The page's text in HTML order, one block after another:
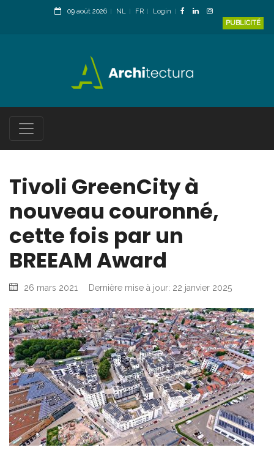
09 août 2026 NL FR
Login
PUBLICITÉ
Tivoli GreenCity à
nouveau couronné,
cette fois par un
BREEAM Award
26 mars 2021 Dernière mise à jour: 22 janvier 2025